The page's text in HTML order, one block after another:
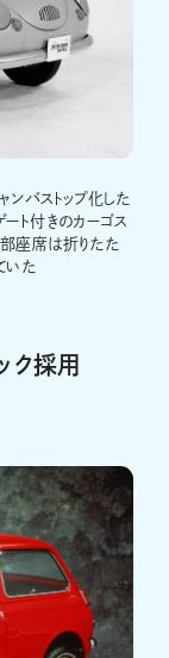
バストップ化した
ート付きのカーゴス
部座席は折りたた
いた
ク採用